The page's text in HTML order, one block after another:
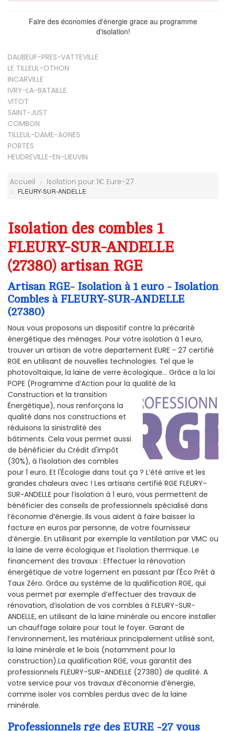
Faire des économies d'énergie grace au programme
d'isolation!
DAUBEUF-PRES-VATTEVILLE
LE TILLEUL-OTHON
INCARVILLE
IVRY-LA-BATAILLE
VITOT
SAINT-JUST
COMBON
TILLEUL-DAME-AGNES
PORTES
HEUDREVILLE-EN-LIEUVIN
Accueil Isolation pour 1€ Eure-27
FLEURY-SUR-ANDELLE
Isolation des combles 1
FLEURY-SUR-ANDELLE
(27380) artisan RGE
Artisan RGE- Isolation à 1 euro - Isolation
Combles à FLEURY-SUR-ANDELLE
(27380)
Nous vous proposons un dispositif contre la précarité
énergétique des ménages. Pour votre isolation à 1 euro,
trouver un artisan de votre departement EURE - 27 certifié
RGE en utilisant de nouvelles technologies. Tel que le
photovoltaïque, la laine de verre écologique... Grâce a la loi
POPE (Programme d’Action pour la qualité de la
Construction et la transition
Énergétique), nous renforçons la
qualité dans nos constructions et
réduisons la sinistralité des
bâtiments. Cela vous permet aussi
de bénéficier du Crédit d'impôt
(30%), à l’isolation des combles
pour 1 euro. Et l'Écologie dans tout ça ? L’été arrive et les
grandes chaleurs avec ! Les artisans certifié RGE FLEURY-
SUR-ANDELLE pour l’isolation à 1 euro, vous permettent de
bénéficier des conseils de professionnels spécialisé dans
l’économie d’énergie. Ils vous aident à faire baisser la
facture en euros par personne, de votre fournisseur
d’énergie. En utilisant par exemple la ventilation par VMC ou
la laine de verre écologique et l’isolation thermique. Le
financement des travaux : Effectuer la rénovation
énergétique de votre logement en passant par l'Éco Prêt à
Taux Zéro. Grâce au système de la qualification RGE, qui
vous permet par exemple d’effectuer des travaux de
rénovation, d’isolation de vos combles à FLEURY-SUR-
ANDELLE, en utilisant de la laine minérale ou encore installer
un chauffage solaire pour tout le foyer. Garant de
l’environnement, les matériaux principalement utilisé sont,
la laine minérale et le bois (notamment pour la
construction).La qualification RGE, vous garantit des
professionnels FLEURY-SUR-ANDELLE (27380) de qualité. A
votre service pour vos travaux d’économie d’énergie,
comme isoler vos combles perdus avec de la laine
minérale.
Professionnels rge des EURE -27 vous